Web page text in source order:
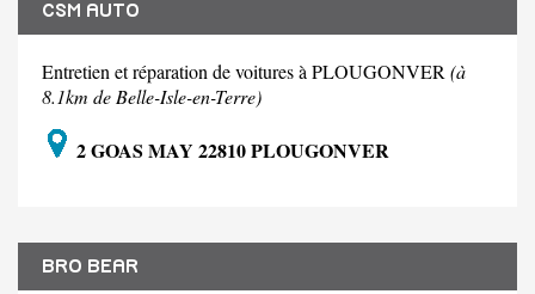
CSM AUTO
Entretien et réparation de voitures à PLOUGONVER(à
8.1km de Belle-Isle-en-Terre)
2 GOAS MAY 22810 PLOUGONVER
BRO BEAR